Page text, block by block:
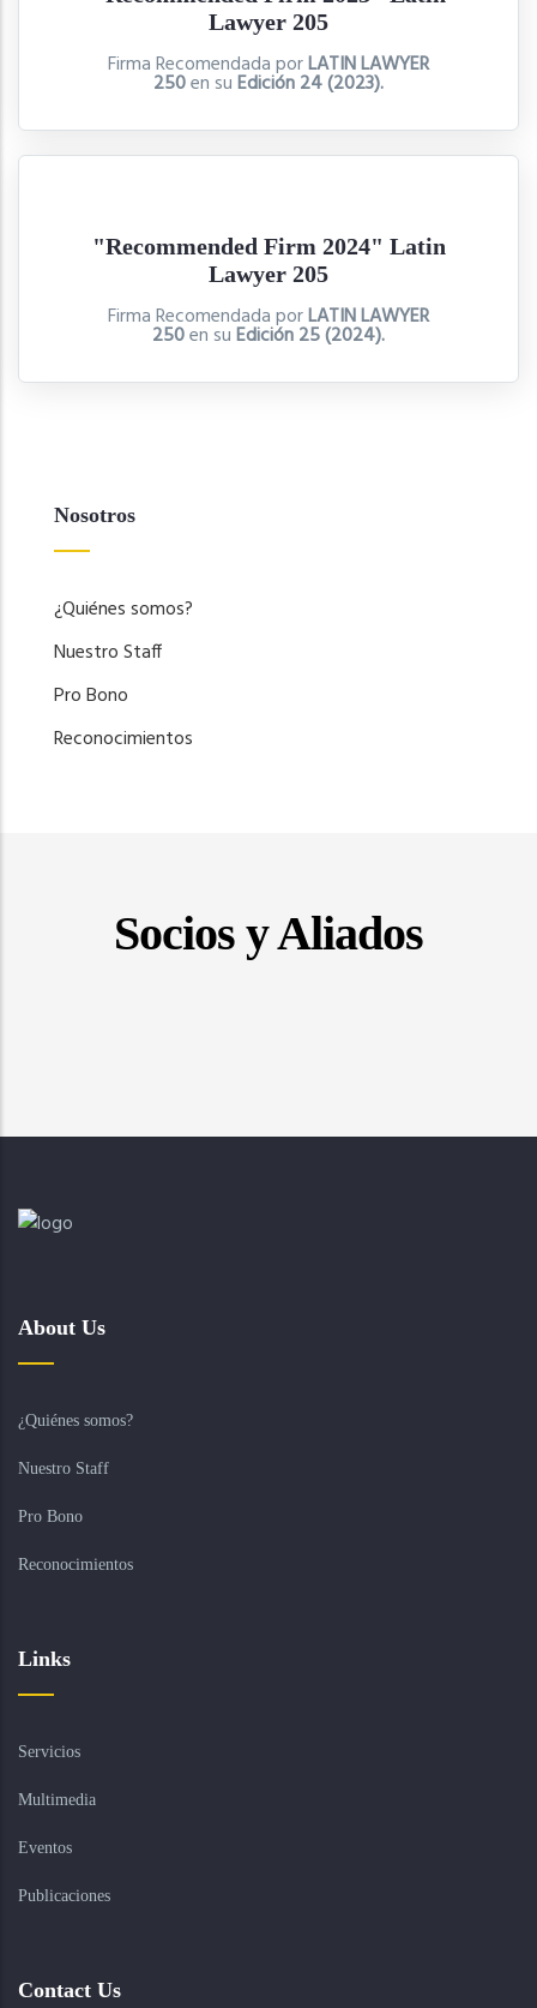
Lawyer 205
Firma Recomendada porLATIN LAWYER
250en suEdición 24 (2023).
"Recommended Firm 2024" Latin
Lawyer 205
Firma Recomendada porLATIN LAWYER
250en suEdición 25 (2024).
Nosotros
¿Quiénes somos?
Nuestro Staff
Pro Bono
Reconocimientos
Socios y Aliados
About Us
¿Quiénes somos?
Nuestro Staff
Pro Bono
Reconocimientos
Links
Servicios
Multimedia
Eventos
Publicaciones
Contact Us